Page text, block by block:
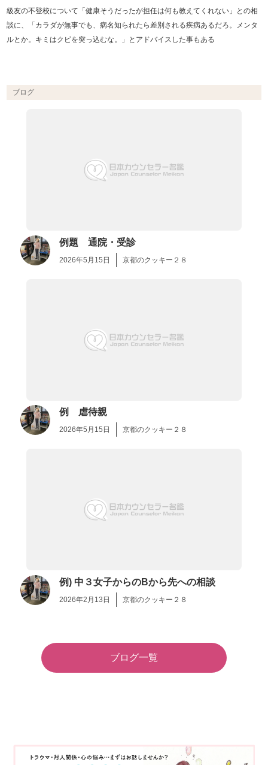
級友の不登校について「健康そうだったが担任は何も教えてくれない」との相
談に、「カラダが無事でも、病名知られたら差別される疾病あるだろ。メンタ
ルとか。キミはクビを突っ込むな。」とアドバイスした事もある
ブログ
例題 通院・受診
2026年5月15日 京都のクッキー２８
例 虐待親
2026年5月15日 京都のクッキー２８
例) 中３女子からのBから先への相談
2026年2月13日 京都のクッキー２８
ブログ一覧